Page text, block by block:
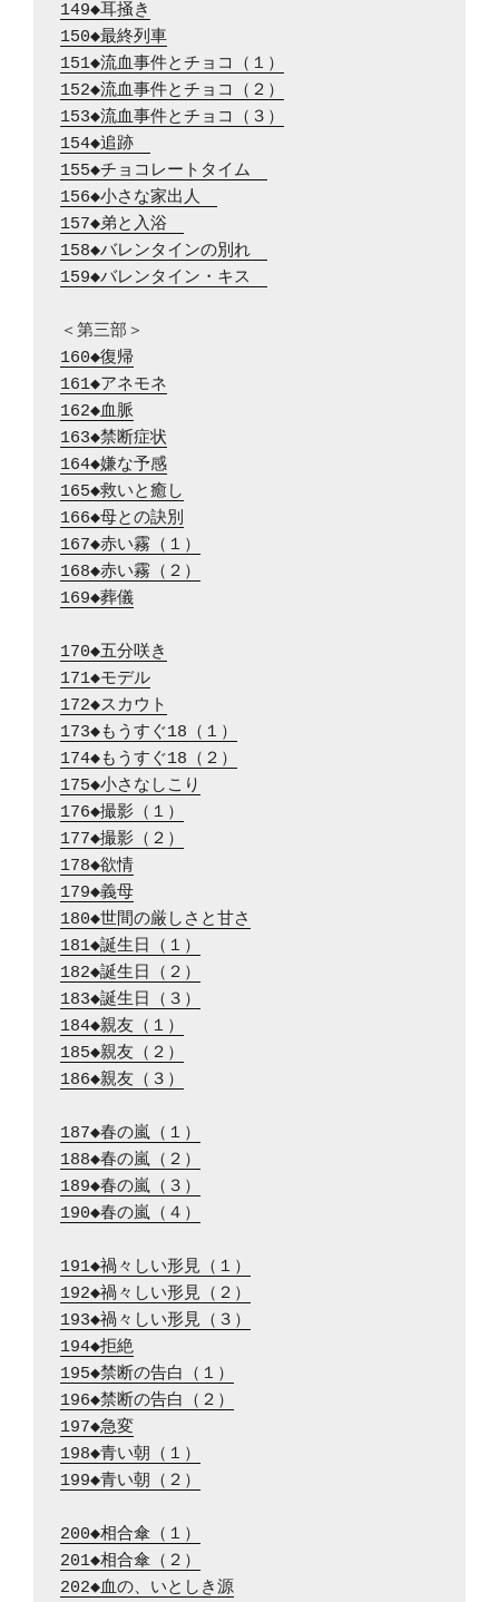
149◆耳掻き
150◆最終列車
151◆流血事件とチョコ（１）
152◆流血事件とチョコ（２）
153◆流血事件とチョコ（３）
154◆追跡
155◆チョコレートタイム
156◆小さな家出人
157◆弟と入浴
158◆バレンタインの別れ
159◆バレンタイン・キス
160◆復帰
161◆アネモネ
162◆血脈
163◆禁断症状
164◆嫌な予感
165◆救いと癒し
166◆母との訣別
167◆赤い霧（１）
168◆赤い霧（２）
169◆葬儀
170◆五分咲き
171◆モデル
172◆スカウト
173◆もうすぐ18（１）
174◆もうすぐ18（２）
175◆小さなしこり
176◆撮影（１）
177◆撮影（２）
178◆欲情
179◆義母
180◆世間の厳しさと甘さ
181◆誕生日（１）
182◆誕生日（２）
183◆誕生日（３）
184◆親友（１）
185◆親友（２）
186◆親友（３）
187◆春の嵐（１）
188◆春の嵐（２）
189◆春の嵐（３）
190◆春の嵐（４）
191◆禍々しい形見（１）
192◆禍々しい形見（２）
193◆禍々しい形見（３）
194◆拒絶
195◆禁断の告白（１）
196◆禁断の告白（２）
197◆急変
198◆青い朝（１）
199◆青い朝（２）
200◆相合傘（１）
201◆相合傘（２）
202◆血の、いとしき源